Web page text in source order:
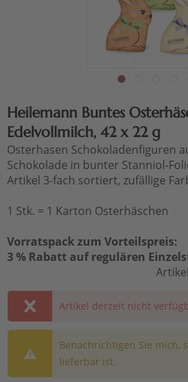
Heilemann Buntes
Edelvollmilch, 42 x 22 g
Osterhasen Schokoladenfiguren
Schokolade in bunter Stanniol-
Artikel 3-fach sortiert, zufällige
1 Stk. = 1 Karton Osterhäschen
Vorratspack zum Vorteilspreis:
3 % Rabatt auf regulären
Artikel derzeit nicht
Benachrichtigen Sie mich,
lieferbar ist.